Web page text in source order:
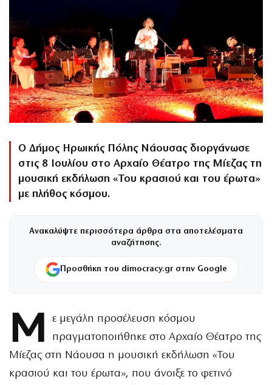
Ο Δήμος Ηρωικής Πόλης Νάουσας διοργάνωσε
στις 8 Ιουλίου στο Αρχαίο Θέατρο της Μίεζας τη
μουσική εκδήλωση «Του κρασιού και του έρωτα»
με πλήθος κόσμου.
Ανακαλύψτε περισσότερα άρθρα στα αποτελέσματα
αναζήτησης.
Προσθήκη του dimocracy.gr στην Google
Μ
ε μεγάλη προσέλευση κόσμου
πραγματοποιήθηκε στο Αρχαίο Θέατρο της
Μίεζας στη Νάουσα η μουσική εκδήλωση «Του
κρασιού και του έρωτα», που άνοιξε το φετινό